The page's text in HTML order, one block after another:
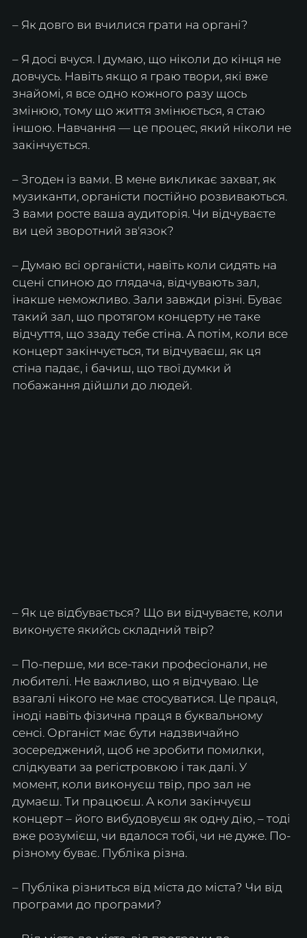
– Як довго ви вчилися грати на органі?
– Я досі вчуся. І думаю, що ніколи до кінця не
довчусь. Навіть якщо я граю твори, які вже
знайомі, я все одно кожного разу щось
змінюю, тому що життя змінюється, я стаю
іншою. Навчання — це процес, який ніколи не
закінчується.
– Згоден із вами. В мене викликає захват, як
музиканти, органісти постійно розвиваються.
З вами росте ваша аудиторія. Чи відчуваєте
ви цей зворотний зв'язок?
– Думаю всі органісти, навіть коли сидять на
сцені спиною до глядача, відчувають зал,
інакше неможливо. Зали завжди різні. Буває
такий зал, що протягом концерту не таке
відчуття, що ззаду тебе стіна. А потім, коли все
концерт закінчується, ти відчуваєш, як ця
стіна падає, і бачиш, що твої думки й
побажання дійшли до людей.
– Як це відбувається? Що ви відчуваєте, коли
виконуєте якийсь складний твір?
– По-перше, ми все-таки професіонали, не
любителі. Не важливо, що я відчуваю. Це
взагалі нікого не має стосуватися. Це праця,
іноді навіть фізична праця в буквальному
сенсі. Органіст має бути надзвичайно
зосереджений, щоб не зробити помилки,
слідкувати за регістровкою і так далі. У
момент, коли виконуєш твір, про зал не
думаєш. Ти працюєш. А коли закінчуєш
концерт – його вибудовуєш як одну дію, – тоді
вже розумієш, чи вдалося тобі, чи не дуже. По-
різному буває. Публіка різна.
– Публіка різниться від міста до міста? Чи від
програми до програми?